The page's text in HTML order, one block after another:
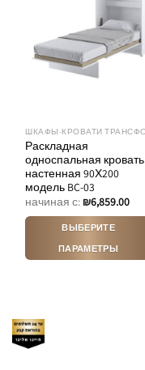
товара.
Раскладная
односпальная кровать
настенная 90Х200
модель BC-03
начиная с: ₪6,859.00
ВЫБЕРИТЕ
ПАРАМЕТРЫ
несколько
вариаций.
Опции